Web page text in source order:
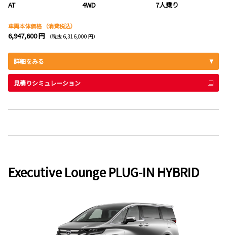
AT 4WD 7人乗り
車両本体価格 （消費税込）
6,947,600 円 （税抜 6,316,000 円）
詳細をみる
見積りシミュレーション
Executive Lounge PLUG-IN HYBRID